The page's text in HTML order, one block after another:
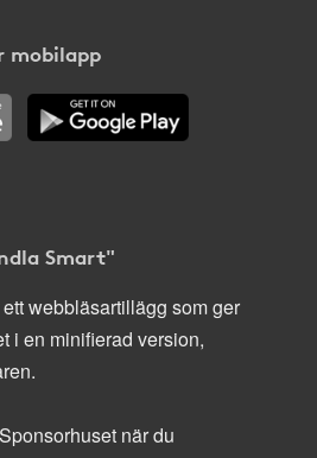
mobilapp
Smart"
webbläsartillägg som ger
i en minifierad version,
när du